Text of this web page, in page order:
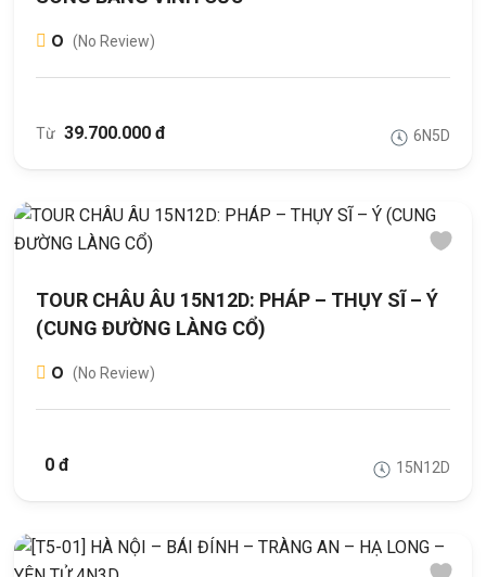
0 (No Review)
Từ 39.700.000 đ 6N5D
TOUR CHÂU ÂU 15N12D: PHÁP – THỤY SĨ – Ý
(CUNG ĐƯỜNG LÀNG CỔ)
0 (No Review)
0 đ 15N12D